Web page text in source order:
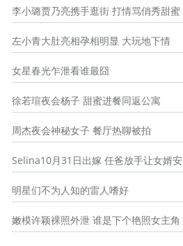
李小璐贾乃亮携手逛街 打情骂俏秀甜蜜
左小青大肚亮相孕相明显 大玩地下情
女星春光乍泄看谁最囧
徐若瑄夜会杨子 甜蜜进餐同返公寓
周杰夜会神秘女子 餐厅热聊被拍
Selina10月31日出嫁 任爸放手让女婿安
明星们不为人知的雷人嗜好
嫩模许颖裸照外泄 谁是下个艳照女主角